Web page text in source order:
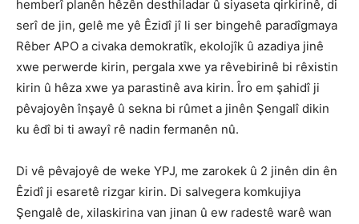
hemberî planên hêzên desthiladar û siyaseta qirkirinê, di
serî de jin, gelê me yê Êzidî jî li ser bingehê paradîgmaya
Rêber APO a civaka demokratîk, ekolojîk û azadiya jinê
xwe perwerde kirin, pergala xwe ya rêvebirinê bi rêxistin
kirin û hêza xwe ya parastinê ava kirin. Îro em şahidî ji
pêvajoyên înşayê û sekna bi rûmet a jinên Şengalî dikin
ku êdî bi ti awayî rê nadin fermanên nû.
Di vê pêvajoyê de weke YPJ, me zarokek û 2 jinên din ên
Êzidî ji esaretê rizgar kirin. Di salvegera komkujiya
Şengalê de, xilaskirina van jinan û ew radestê warê wan